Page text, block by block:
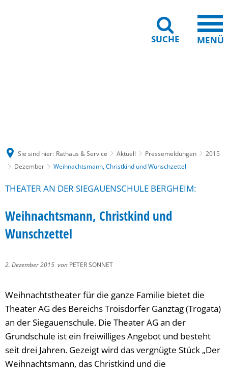
SUCHE MENÜ
Sie sind hier: Rathaus & Service Aktuell Pressemeldungen
2015
Dezember
Weihnachtsmann, Christkind und Wunschzettel
THEATER AN DER SIEGAUENSCHULE BERGHEIM:
Weihnachtsmann, Christkind und
Wunschzettel
2. Dezember 2015 von PETER SONNET
Weihnachtstheater für die ganze Familie bietet die
Theater AG des Bereichs Troisdorfer Ganztag (Trogata)
an der Siegauenschule. Die Theater AG an der
Grundschule ist ein freiwilliges Angebot und besteht
seit drei Jahren. Gezeigt wird das vergnügte Stück „Der
Weihnachtsmann, das Christkind und die